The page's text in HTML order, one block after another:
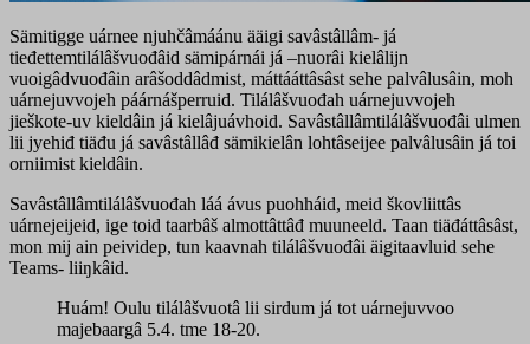
Sämitigge uárnee njuhčâmáánu ääigi savâstâllâm- já
tieđettemtilálâšvuođâid sämipárnái já –nuorâi kielâlijn
vuoigâdvuođâin arâšoddâdmist, máttááttâsâst sehe palvâlusâin, moh
uárnejuvvojeh páárnášperruid. Tilálâšvuođah uárnejuvvojeh
jieškote-uv kieldâin já kielâjuávhoid. Savâstâllâmtilálâšvuođâi ulmen
lii jyehiđ tiäđu já savâstâllâđ sämikielân lohtâseijee palvâlusâin já toi
orniimist kieldâin.
Savâstâllâmtilálâšvuođah láá ávus puohháid, meid škovliittâs
uárnejeijeid, ige toid taarbâš almottâttâđ muuneeld. Taan tiäđáttâsâst,
mon mij ain peividep, tun kaavnah tilálâšvuođâi äigitaavluid sehe
Teams- liiŋkâid.
Huám! Oulu tilálâšvuotâ lii sirdum já tot uárnejuvvoo
majebaargâ 5.4. tme 18-20.